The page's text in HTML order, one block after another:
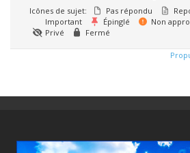
Icônes de sujet:
Pas répondu
Important
Épinglé Non
Privé
Fermé